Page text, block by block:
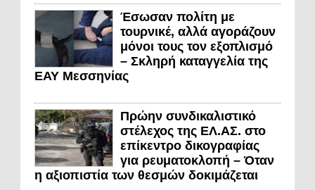
Έσωσαν πολίτη με
τουρνικέ, αλλά αγοράζουν
μόνοι τους τον εξοπλισμό
– Σκληρή καταγγελία της
ΕΑΥ Μεσσηνίας
Πρώην συνδικαλιστικό
στέλεχος της ΕΛ.ΑΣ. στο
επίκεντρο δικογραφίας
για ρευματοκλοπή – Όταν
η αξιοπιστία των θεσμών δοκιμάζεται